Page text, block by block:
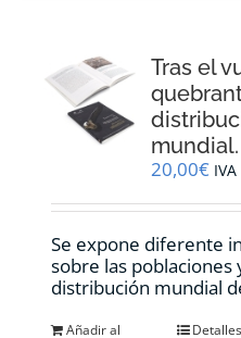
Tras el
mundial.
20,00€
Se expone diferente
sobre las poblaciones
distribución mundial
Añadir al
Detalles